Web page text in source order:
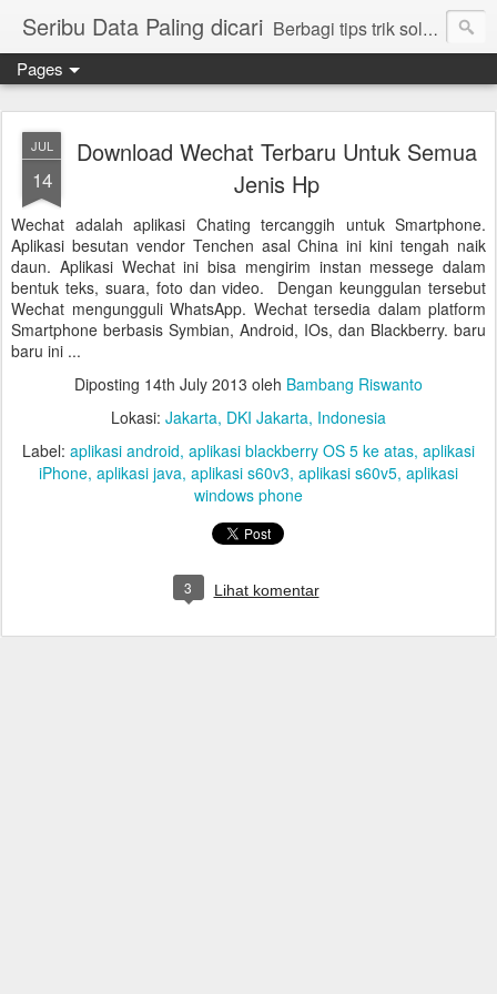
Seribu Data Paling dicari Berbagi tips trik solusi cara mudah cepat lengkap
Pages
JUL
14
Download Wechat Terbaru Untuk Semua
Jenis Hp
Wechat adalah aplikasi Chating tercanggih untuk Smartphone.
Aplikasi besutan vendor Tenchen asal China ini kini tengah naik
daun. Aplikasi Wechat ini bisa mengirim instan messege dalam
bentuk teks, suara, foto dan video. Dengan keunggulan tersebut
Wechat mengungguli WhatsApp. Wechat tersedia dalam platform
Smartphone berbasis Symbian, Android, IOs, dan Blackberry. baru
baru ini ...
Diposting 14th July 2013 oleh Bambang Riswanto
Lokasi: Jakarta, DKI Jakarta, Indonesia
Label: aplikasi android aplikasi blackberry OS 5 ke atas aplikasi
iPhone aplikasi java aplikasi s60v3 aplikasi s60v5 aplikasi
windows phone
3 Lihat komentar